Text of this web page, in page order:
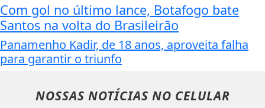
Com gol no último lance, Botafogo bate
Santos na volta do Brasileirão
Panamenho Kadir, de 18 anos, aproveita falha
para garantir o triunfo
NOSSAS NOTÍCIAS NO CELULAR